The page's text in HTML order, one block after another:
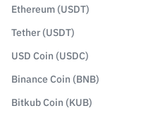
Ethereum (USDT)
Tether (USDT)
USD Coin (USDC)
Binance Coin (BNB)
Bitkub Coin (KUB)